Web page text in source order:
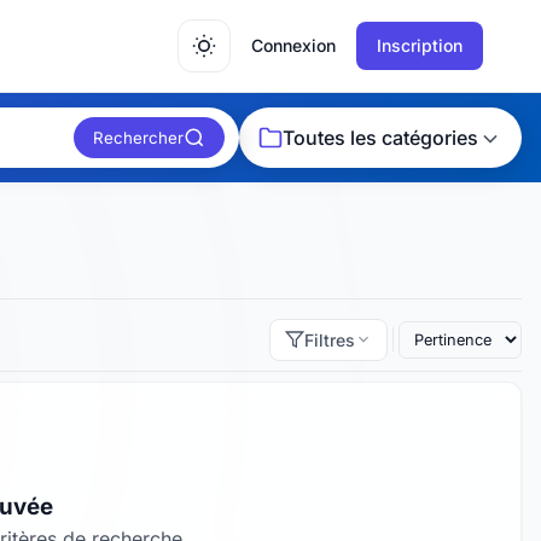
Connexion Inscription
Rechercher Toutes les catégories
Filtres